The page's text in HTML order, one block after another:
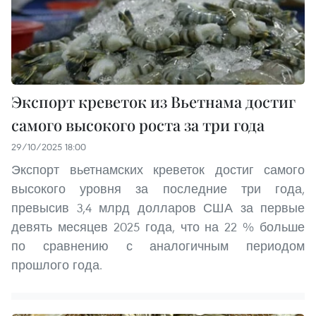
Экспорт креветок из Вьетнама достиг
самого высокого роста за три года
29/10/2025 18:00
Экспорт вьетнамских креветок достиг самого
высокого уровня за последние три года,
превысив 3,4 млрд долларов США за первые
девять месяцев 2025 года, что на 22 % больше
по сравнению с аналогичным периодом
прошлого года.